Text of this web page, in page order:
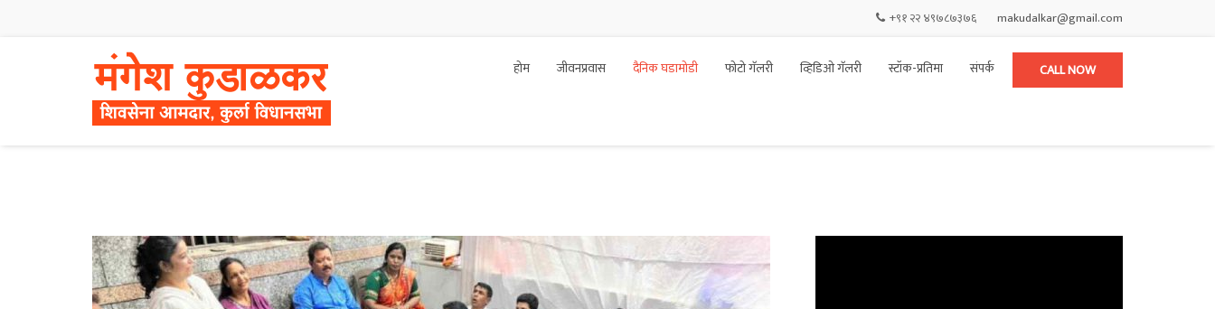
+९१ २२ ४९७८७३७६ makudalkar@gmail.com
CALL NOW
होम जीवनप्रवास दैनिक घडामोडी फोटो गॅलरी व्हिडिओ गॅलरी स्टॉक-प्रतिमा संपर्क